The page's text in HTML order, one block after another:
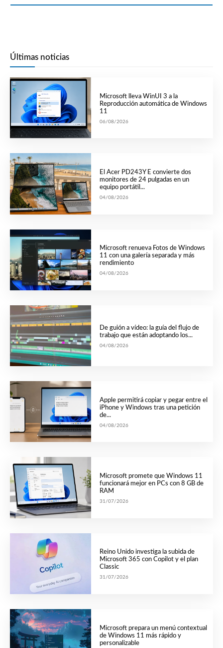
Últimas noticias
Microsoft lleva WinUI 3 a la
Reproducción automática de Windows
11
06/08/2026
El Acer PD243Y E convierte dos
monitores de 24 pulgadas en un
equipo portátil...
04/08/2026
Microsoft renueva Fotos de Windows
11 con una galería separada y más
rendimiento
04/08/2026
De guión a vídeo: la guía del flujo de
trabajo que están adoptando los...
04/08/2026
Apple permitirá copiar y pegar entre el
iPhone y Windows tras una petición
de...
04/08/2026
Microsoft promete que Windows 11
funcionará mejor en PCs con 8 GB de
RAM
31/07/2026
Reino Unido investiga la subida de
Microsoft 365 con Copilot y el plan
Classic
31/07/2026
Microsoft prepara un menú contextual
de Windows 11 más rápido y
personalizable